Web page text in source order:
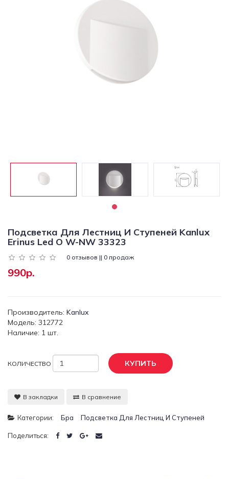
Уличные
светильники
Подсветка Для Лестниц И Ступеней Kanlux
Erinus Led O W-NW 33323
0 отзывов || 0 продаж
990р.
Производитель: Kanlux
Модель: 312772
Наличие: 1 шт.
КОЛИЧЕСТВО КУПИТЬ
В закладки В сравнение
Категории: Бра Подсветка Для Лестниц И Ступеней
Поделиться: